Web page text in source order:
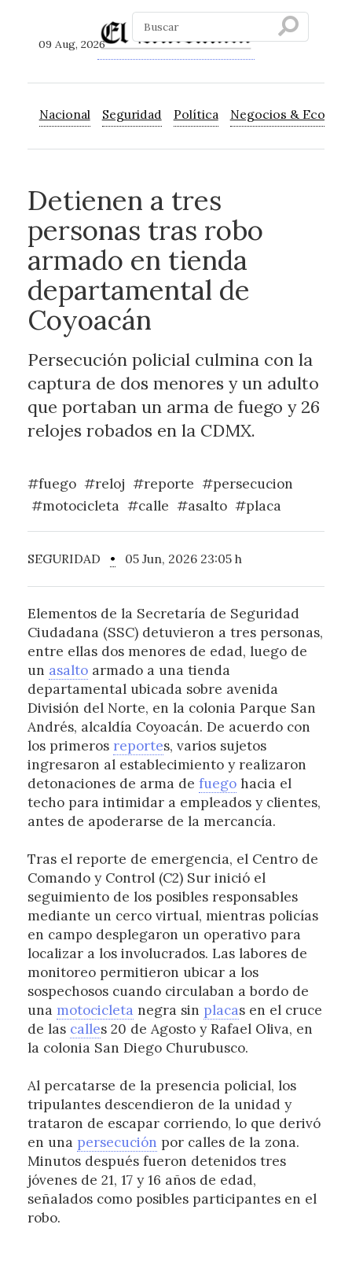
09 Aug, 2026
Nacional Seguridad Política Negocios &
Detienen a tres
personas tras robo
armado en tienda
departamental de
Coyoacán
Persecución policial culmina con la
captura de dos menores y un adulto
que portaban un arma de fuego y 26
relojes robados en la CDMX.
#fuego #reloj #reporte #persecucion
#motocicleta #calle #asalto #placa
SEGURIDAD • 05 Jun, 2026 23:05 h
Elementos de la Secretaría de Seguridad
Ciudadana (SSC) detuvieron a tres personas,
entre ellas dos menores de edad, luego de
un asaltoarmado a una tienda
departamental ubicada sobre avenida
División del Norte, en la colonia Parque San
Andrés, alcaldía Coyoacán. De acuerdo con
los primeros reportes, varios sujetos
ingresaron al establecimiento y realizaron
detonaciones de arma de fuegohacia el
techo para intimidar a empleados y clientes,
antes de apoderarse de la mercancía.
Tras el reporte de emergencia, el Centro de
Comando y Control (C2) Sur inició el
seguimiento de los posibles responsables
mediante un cerco virtual, mientras policías
en campo desplegaron un operativo para
localizar a los involucrados. Las labores de
monitoreo permitieron ubicar a los
sospechosos cuando circulaban a bordo de
una motocicleta negra sin placas en el cruce
de las calles 20 de Agosto y Rafael Oliva, en
la colonia San Diego Churubusco.
Al percatarse de la presencia policial, los
tripulantes descendieron de la unidad y
trataron de escapar corriendo, lo que derivó
en una persecución por calles de la zona.
Minutos después fueron detenidos tres
jóvenes de 21, 17 y 16 años de edad,
señalados como posibles participantes en el
robo.